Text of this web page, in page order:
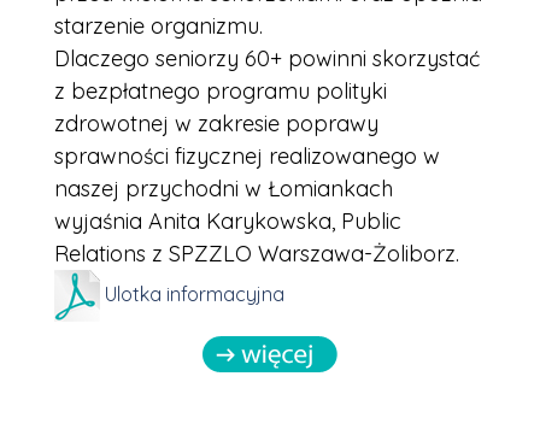
starzenie organizmu.
Dlaczego seniorzy 60+ powinni skorzystać
z bezpłatnego programu polityki
zdrowotnej w zakresie poprawy
sprawności fizycznej realizowanego w
naszej przychodni w Łomiankach
wyjaśnia Anita Karykowska, Public
Relations z SPZZLO Warszawa-Żoliborz.
Ulotka informacyjna